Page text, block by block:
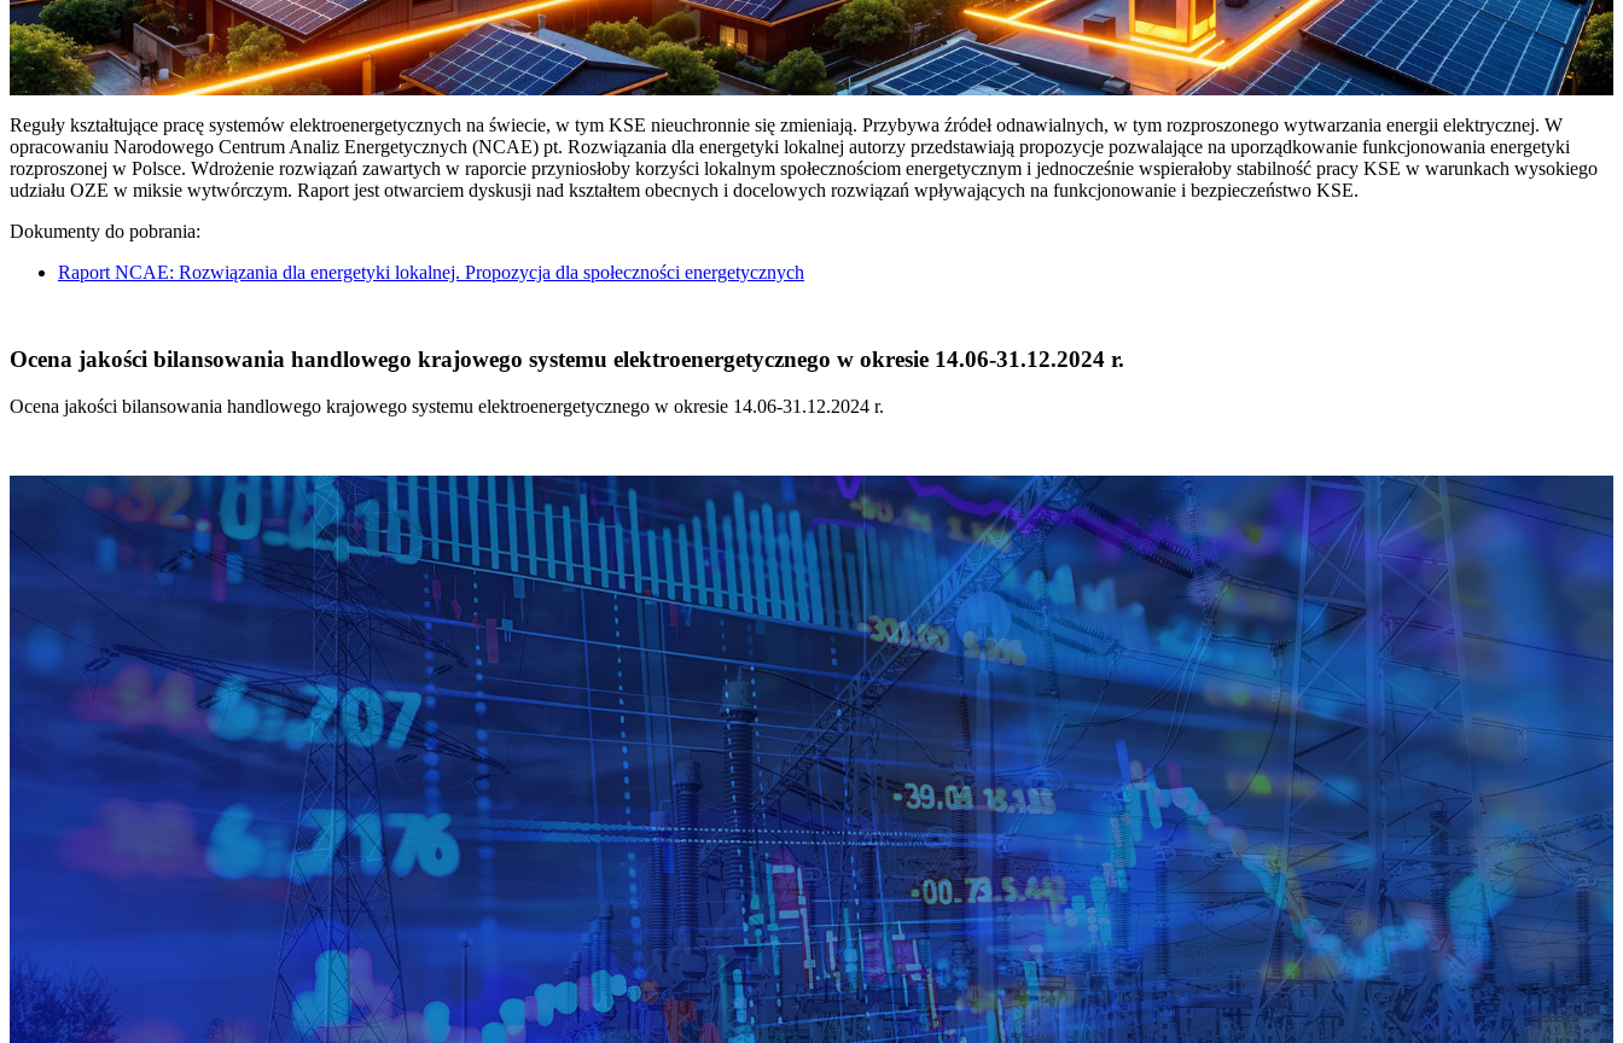
Reguły kształtujące pracę systemów elektroenergetycznych na świecie, w tym KSE nieuchronnie się zmieniają. Przybywa źródeł odnawialnych, w tym rozproszonego wytwarzania energii elektrycznej. W
opracowaniu Narodowego Centrum Analiz Energetycznych (NCAE) pt. Rozwiązania dla energetyki lokalnej autorzy przedstawiają propozycje pozwalające na uporządkowanie funkcjonowania energetyki
rozproszonej w Polsce. Wdrożenie rozwiązań zawartych w raporcie przyniosłoby korzyści lokalnym społecznościom energetycznym i jednocześnie wspierałoby stabilność pracy KSE w warunkach wysokiego
udziału OZE w miksie wytwórczym. Raport jest otwarciem dyskusji nad kształtem obecnych i docelowych rozwiązań wpływających na funkcjonowanie i bezpieczeństwo KSE.
Dokumenty do pobrania:
Raport NCAE: Rozwiązania dla energetyki lokalnej. Propozycja dla społeczności energetycznych
Ocena jakości bilansowania handlowego krajowego systemu elektroenergetycznego w okresie 14.06-31.12.2024 r.
Ocena jakości bilansowania handlowego krajowego systemu elektroenergetycznego w okresie 14.06-31.12.2024 r.